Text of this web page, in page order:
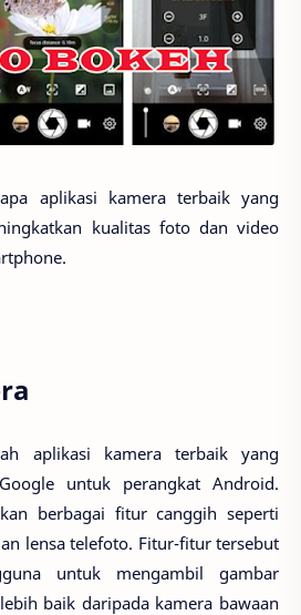
aplikasi kamera terbaik yang
kualitas foto dan video
aplikasi kamera terbaik yang
untuk perangkat Android.
berbagai fitur canggih seperti
lensa telefoto. Fitur-fitur tersebut
untuk mengambil gambar
baik daripada kamera bawaan